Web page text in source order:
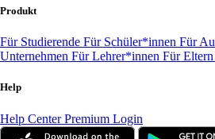
Produkt
Für Studierende Für Schüler*innen Für
Unternehmen Für Lehrer*innen Für Eltern
Help
Help CenterPremium Login